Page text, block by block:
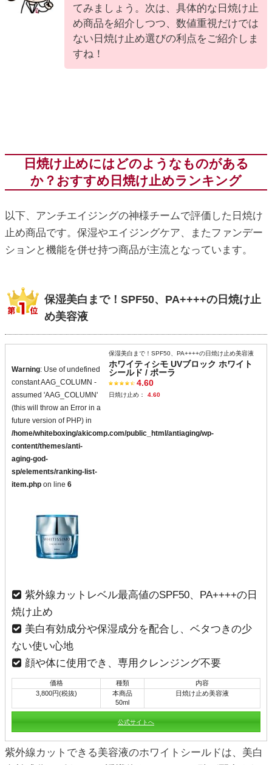
てみましょう。次は、具体的な日焼け止
め商品を紹介しつつ、数値重視だけでは
ない日焼け止め選びの利点をご紹介しま
すね！
日焼け止めにはどのようなものがある
か？おすすめ日焼け止めランキング
以下、アンチエイジングの神様チームで評価した日焼け
止め商品です。保湿やエイジングケア、またファンデー
ションと機能を併せ持つ商品が主流となっています。
保湿美白まで！SPF50、PA++++の日焼け止
め美容液
Warning: Use of undefined
constant AAG_COLUMN -
assumed 'AAG_COLUMN'
(this will throw an Error in a
future version of PHP) in
/home/whiteboxing/akicomp.com/public_html/antiaging/wp-
content/themes/anti-
aging-god-
sp/elements/ranking-list-
item.php on line 6
保湿美白まで！SPF50、PA++++の日焼け止め美容液
ホワイティシモ UVブロック ホワイト
シールド / ポーラ
4.60
日焼け止め： 4.60
紫外線カットレベル最高値のSPF50、PA++++の日
焼け止め
美白有効成分や保湿成分を配合し、ベタつきの少
ない使い心地
顔や体に使用でき、専用クレンジング不要
価格 種類
内容
3,800円(税抜)
本商品
50ml
日焼け止め美容液
公式サイトへ
紫外線カットできる美容液のホワイトシールドは、美白